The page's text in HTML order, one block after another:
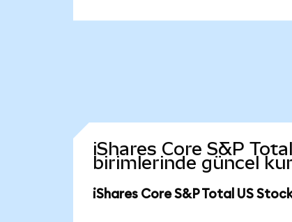
iShares Core S&P
birimlerinde güncel
iShares Core S&P Total US